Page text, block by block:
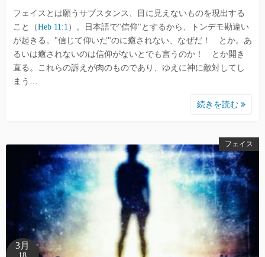
フェイスとは願うサブスタンス、目に見えないものを現出する
こと（Heb 11:1 ）。日本語で"信仰"とするから、トンデモ勘違い
が起きる。"信じて仰いだ"のに癒されない、なぜだ！ とか。あ
るいは癒されないのは信仰がないとでも言うのか！ とか開き
直る。これらの訴えが肉のものであり、ゆえに神に敵対してし
まう…
続きを読む
フェイス
3月